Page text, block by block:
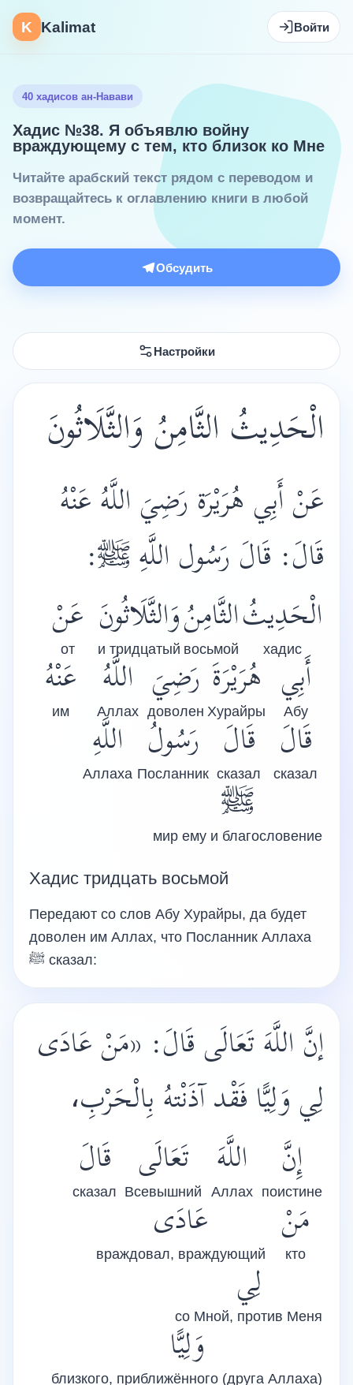
K Kalimat Войти
40 хадисов ан-Навави
Хадис №38. Я объявлю войну
враждующему с тем, кто близок ко Мне
Читайте арабский текст рядом с переводом и
возвращайтесь к оглавлению книги в любой
момент.
Обсудить
Настройки
الْحَدِيثُ الثَّامِنُ وَالثَّلَاثُونَ
عَنْ أَبِي هُرَيْرَة رَضِيَ اللَّهُ عَنْهُ
قَالَ: قَالَ رَسُول اللَّهِﷺ:
الْحَدِيثُ
хадис
الثَّامِنُ
восьмой
وَالثَّلَاثُونَ
и тридцатый
عَنْ
от
أَبِي
Абу
هُرَيْرَةَ
Хурайры
رَضِيَ
доволен
اللَّهُ
Аллах
عَنْهُ
им
قَالَ
сказал
قَالَ
сказал
رَسُولُ
Посланник
اللَّهِ
Аллаха
ﷺ
мир ему и благословение
Хадис тридцать восьмой
Передают со слов Абу Хурайры, да будет
доволен им Аллах, что Посланник Аллаха
ﷺ сказал:
إنَّ اللَّهَ تَعَالَى قَالَ: «مَنْ عَادَى
لِي وَلِيًّا فَقْد آذَنْتهُ بِالْحَرْبِ،
إِنَّ
поистине
اللَّهَ
Аллах
تَعَالَى
Всевышний
قَالَ
сказал
مَنْ
кто
عَادَى
враждовал, враждующий
لِي
со Мной, против Меня
وَلِيًّا
близкого, приближённого (друга Аллаха)